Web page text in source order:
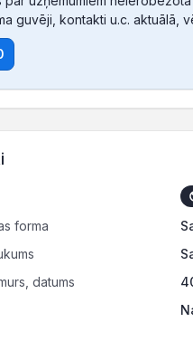
guvēji, kontakti u.c. aktuālā,
forma
datums